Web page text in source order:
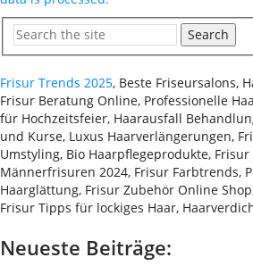
Search
Frisur Trends 2025, Beste Friseursalons,
Frisur Beratung Online, Professionelle
für Hochzeitsfeier, Haarausfall
und Kurse, Luxus Haarverlängerungen,
Umstyling, Bio Haarpflegeprodukte,
Männerfrisuren 2024, Frisur Farbtrends,
Haarglättung, Frisur Zubehör Online
Frisur Tipps für lockiges Haar,
Neueste Beiträge: